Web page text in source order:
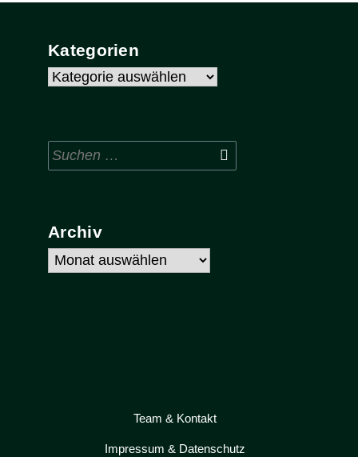
Kategorien
Kategorien
Suchen
nach:
Archiv
Archiv
Team & Kontakt
Impressum & Datenschutz